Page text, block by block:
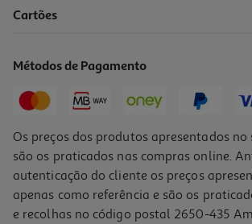
17,50 € PVP de editor
Cartões
Métodos de Pagamento
Os preços dos produtos apresentados
são os praticados nas compras online.
autenticação do cliente os preços
apenas como referência e são os
e recolhas no código postal 2650-435